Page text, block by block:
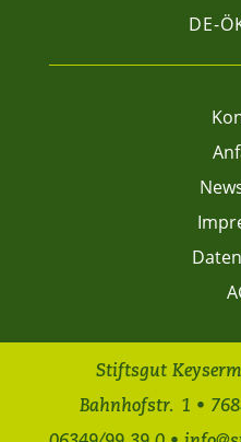
DE-
Stiftsgut
Bahnhofstr. 1 •